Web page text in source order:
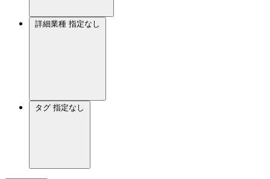
詳細業種 指定なし
タグ 指定なし